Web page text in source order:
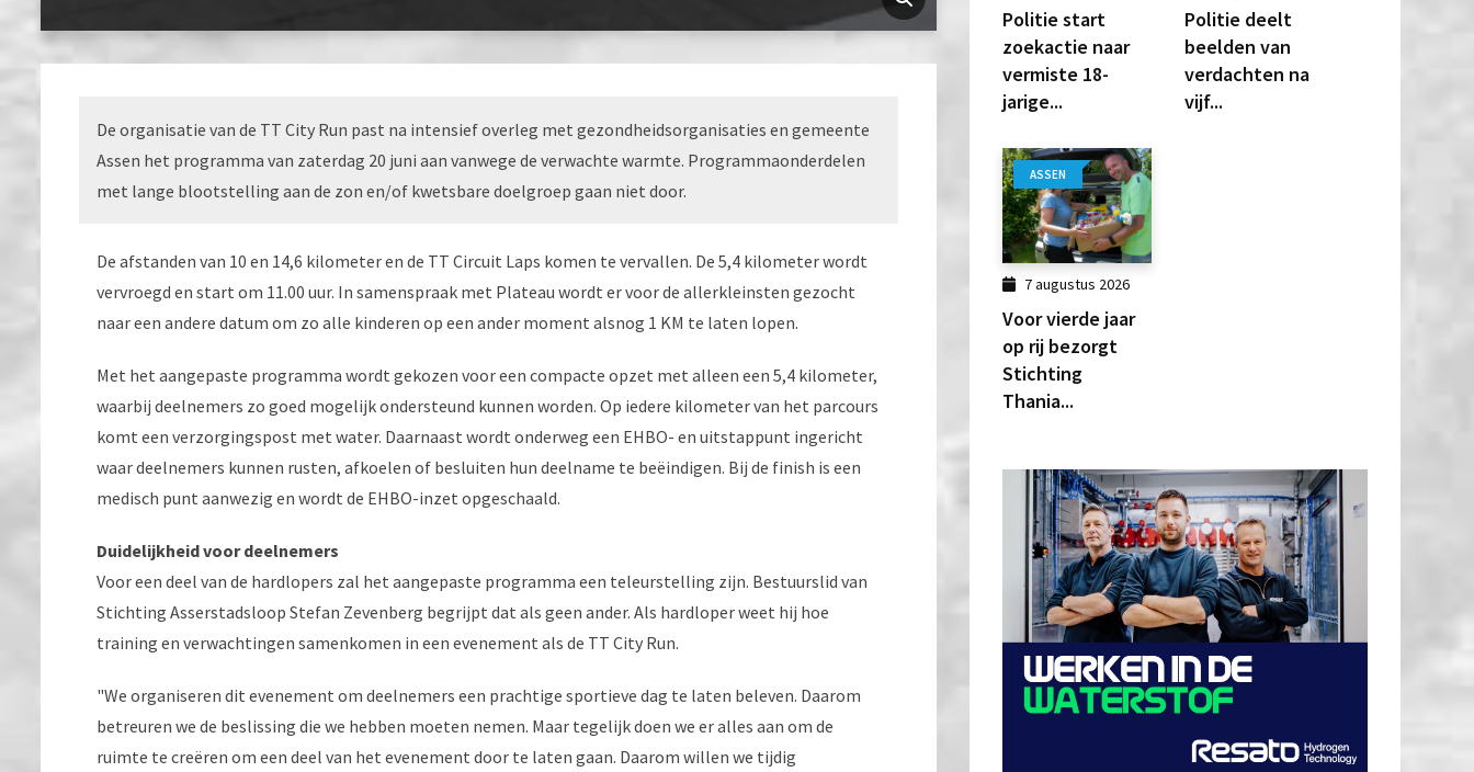
De organisatie van de TT City Run past na intensief overleg met gezondheidsorganisaties en gemeente
Assen het programma van zaterdag 20 juni aan vanwege de verwachte warmte. Programmaonderdelen
met lange blootstelling aan de zon en/of kwetsbare doelgroep gaan niet door.
De afstanden van 10 en 14,6 kilometer en de TT Circuit Laps komen te vervallen. De 5,4 kilometer wordt
vervroegd en start om 11.00 uur. In samenspraak met Plateau wordt er voor de allerkleinsten gezocht
naar een andere datum om zo alle kinderen op een ander moment alsnog 1 KM te laten lopen.
Met het aangepaste programma wordt gekozen voor een compacte opzet met alleen een 5,4 kilometer,
waarbij deelnemers zo goed mogelijk ondersteund kunnen worden. Op iedere kilometer van het parcours
komt een verzorgingspost met water. Daarnaast wordt onderweg een EHBO- en uitstappunt ingericht
waar deelnemers kunnen rusten, afkoelen of besluiten hun deelname te beëindigen. Bij de finish is een
medisch punt aanwezig en wordt de EHBO-inzet opgeschaald.
Duidelijkheid voor deelnemers
Voor een deel van de hardlopers zal het aangepaste programma een teleurstelling zijn. Bestuurslid van
Stichting Asserstadsloop Stefan Zevenberg begrijpt dat als geen ander. Als hardloper weet hij hoe
training en verwachtingen samenkomen in een evenement als de TT City Run.
"We organiseren dit evenement om deelnemers een prachtige sportieve dag te laten beleven. Daarom
betreuren we de beslissing die we hebben moeten nemen. Maar tegelijk doen we er alles aan om de
ruimte te creëren om een deel van het evenement door te laten gaan. Daarom willen we tijdig
Politie start
zoekactie naar
vermiste 18-
jarige...
Politie deelt
beelden van
verdachten na
vijf...
ASSEN
7 augustus 2026
Voor vierde jaar
op rij bezorgt
Stichting
Thania...